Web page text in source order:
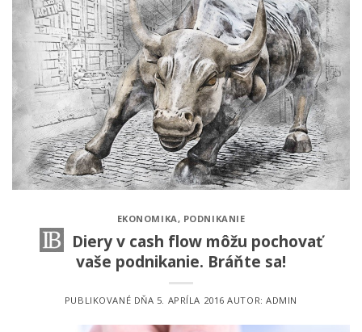
EKONOMIKA, PODNIKANIE
Diery v cash flow môžu pochovať
vaše podnikanie. Bráňte sa!
PUBLIKOVANÉ DŇA 5. APRÍLA 2016 AUTOR:ADMIN